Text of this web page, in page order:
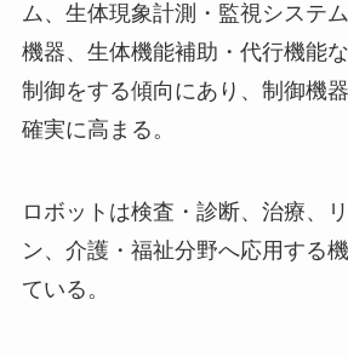
ム、生体現象計測・監視システ
機器、生体機能補助・代行機能
制御をする傾向にあり、制御機
確実に高まる。
ロボットは検査・診断、治療、
ン、介護・福祉分野へ応用する
ている。